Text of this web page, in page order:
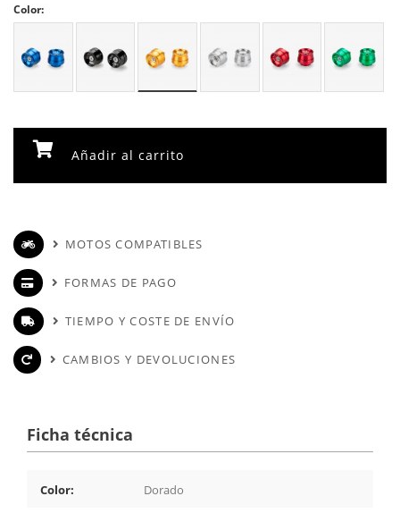
Color:
Añadir al carrito
MOTOS COMPATIBLES
FORMAS DE PAGO
TIEMPO Y COSTE DE ENVÍO
CAMBIOS Y DEVOLUCIONES
Ficha técnica
Color: Dorado